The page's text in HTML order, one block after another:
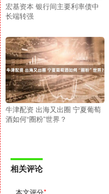
宏基资本 银行间主要利率债中
长端转强
牛津配资 出海又出圈 宁夏葡萄
酒如何“圈粉”世界？
相关评论
本文评分*